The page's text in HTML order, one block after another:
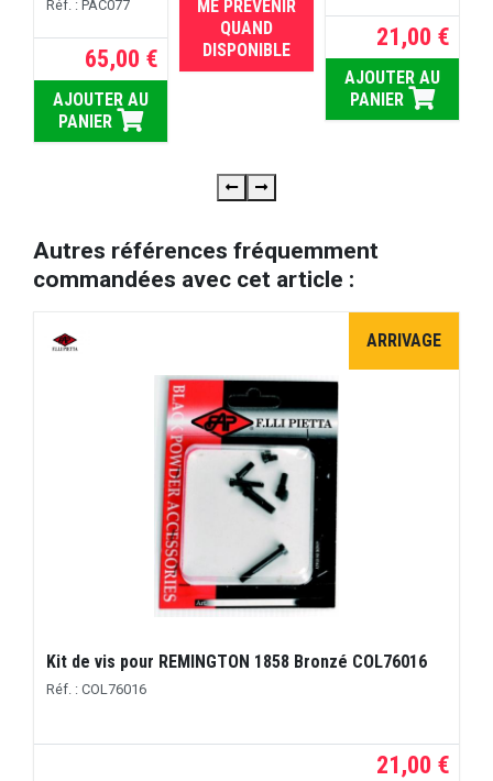
Réf. : PAC077
65,00 €
AJOUTER AU
PANIER
RUPTURE
ME PRÉVENIR
QUAND
DISPONIBLE
21,00 €
AJOUTER AU
PANIER
Autres références fréquemment
commandées avec cet article :
ARRIVAGE
Kit de vis pour REMINGTON 1858 Bronzé COL76016
Réf. : COL76016
21,00 €